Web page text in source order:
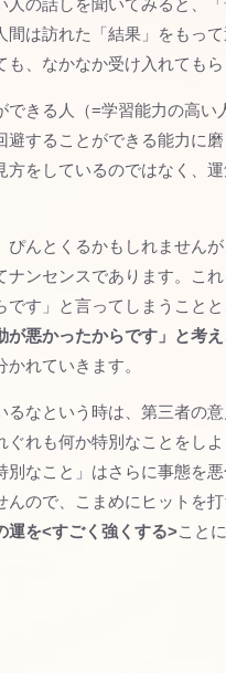
間は訪れた「結果」をもっ
、なかなか受け入れてもら
きる人（=学習能力の高
することができる能力に
をしているのではなく、
んとくるかもしれません
ンセンスであります。こ
す」と言ってしまうこと
悪かったからです」と考え
れていきます。
なという時は、第三者の
れも何か特別なことをし
なこと」はさらに事態を
ので、こまめにヒットを
運を<すごく強くする>こと